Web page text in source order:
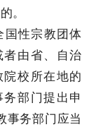
。
性宗教团体
由省、自治
校所在地的
部门提出申
事务部门应当